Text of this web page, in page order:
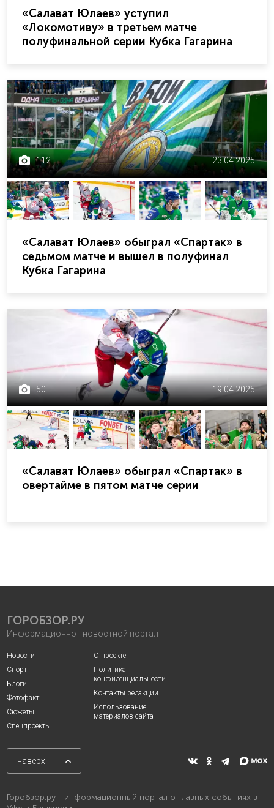
«Салават Юлаев» уступил
«Локомотиву» в третьем матче
полуфинальной серии Кубка Гагарина
112 23.04.2025
«Салават Юлаев» обыграл «Спартак» в
седьмом матче и вышел в полуфинал
Кубка Гагарина
50 19.04.2025
«Салават Юлаев» обыграл «Спартак» в
овертайме в пятом матче серии
ГОРОБЗОР.РУ
Информационно - новостной портал
Новости
Спорт
Блоги
Фотофакт
Сюжеты
Спецпроекты
О проекте
Политика
конфиденциальности
Контакты редакции
Использование
материалов сайта
наверх
Горобзор.ру - информационный портал о главных событиях в